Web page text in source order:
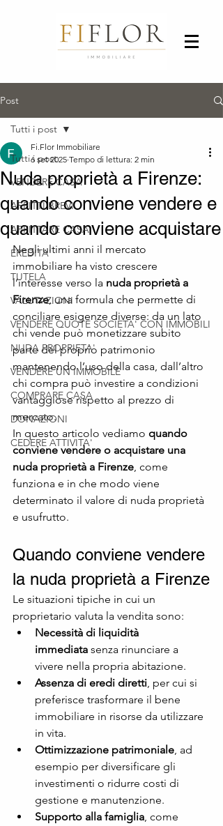
Post
Tutti i post
VENDERE CASA
AFFITTI BREVI
AFFITTARE CASA
EREDITA'
TUTELA
VALUTAZIONI
VENDERE QUOTE SOCIETA' CON IMMOBILI
NUDA PROPRIETA'
VENDERE UN IMMOBILE
COMPRARE CASA
DONAZIONI
CEDERE ATTIVITA'
Tutti i post
Nuda proprietà a Firenze:
quando conviene vendere e
quando conviene acquistare
Fi.Flor Immobiliare
6 set 2025 Tempo di lettura: 2 min
Negli ultimi anni il mercato
immobiliare ha visto crescere
l’interesse verso la nuda proprietà a
Firenze, una formula che permette di
conciliare esigenze diverse: da un lato
chi vende può monetizzare subito
parte del proprio patrimonio
mantenendo l’uso della casa, dall’altro
chi compra può investire a condizioni
vantaggiose rispetto al prezzo di
mercato.
In questo articolo vediamo quando
conviene vendere o acquistare una
nuda proprietà a Firenze, come
funziona e in che modo viene
determinato il valore di nuda proprietà
e usufrutto.
Quando conviene vendere
la nuda proprietà a Firenze
Le situazioni tipiche in cui un
proprietario valuta la vendita sono:
Necessità di liquidità
immediata senza rinunciare a
vivere nella propria abitazione.
Assenza di eredi diretti, per cui si
preferisce trasformare il bene
immobiliare in risorse da utilizzare
in vita.
Ottimizzazione patrimoniale, ad
esempio per diversificare gli
investimenti o ridurre costi di
gestione e manutenzione.
Supporto alla famiglia, come